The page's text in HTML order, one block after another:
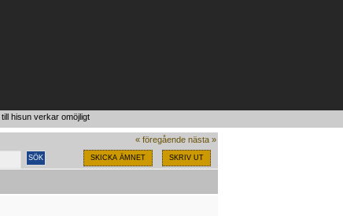
hisun verkar omöjligt
« föregående nästa »
SKICKA ÄMNET SKRIV UT